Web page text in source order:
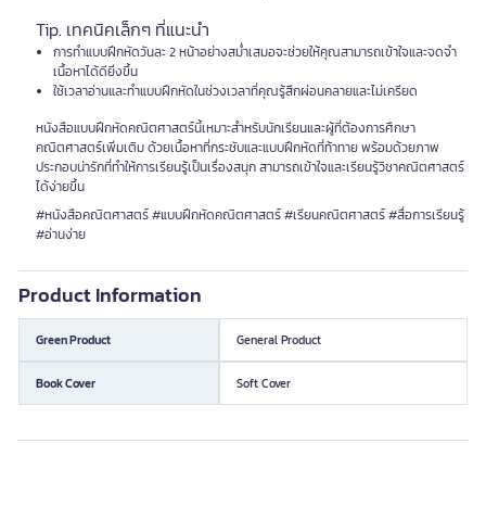
Tip. เทคนิคเล็กๆ ที่แนะนำ
การทำแบบฝึกหัดวันละ 2 หน้าอย่างสม่ำเสมอจะช่วยให้คุณสามารถเข้าใจและจดจำ
เนื้อหาได้ดียิ่งขึ้น
ใช้เวลาอ่านและทำแบบฝึกหัดในช่วงเวลาที่คุณรู้สึกผ่อนคลายและไม่เครียด
หนังสือแบบฝึกหัดคณิตศาสตร์นี้เหมาะสำหรับนักเรียนและผู้ที่ต้องการศึกษา
คณิตศาสตร์เพิ่มเติม ด้วยเนื้อหาที่กระชับและแบบฝึกหัดที่ท้าทาย พร้อมด้วยภาพ
ประกอบน่ารักที่ทำให้การเรียนรู้เป็นเรื่องสนุก สามารถเข้าใจและเรียนรู้วิชาคณิตศาสตร์
ได้ง่ายขึ้น
#หนังสือคณิตศาสตร์ #แบบฝึกหัดคณิตศาสตร์ #เรียนคณิตศาสตร์ #สื่อการเรียนรู้
#อ่านง่าย
Product Information
Green Product General Product
Book Cover Soft Cover